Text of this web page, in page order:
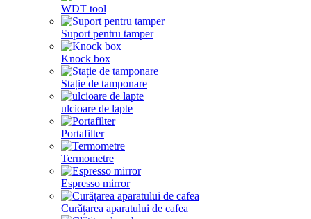
WDT tool
Suport pentru tamper
Knock box
Stație de tamponare
ulcioare de lapte
Portafilter
Termometre
Espresso mirror
Curățarea aparatului de cafea